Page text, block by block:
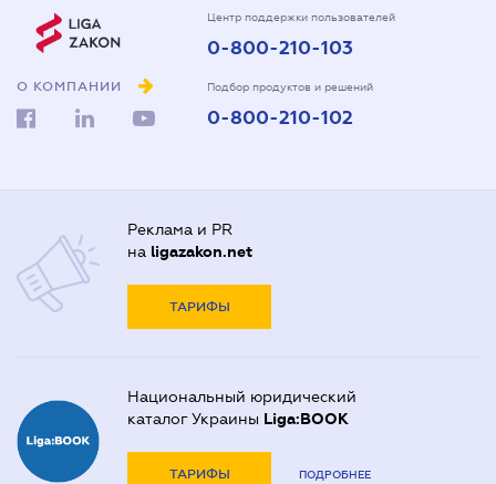
О КОМПАНИИ
Центр поддержки пользователей
0-800-210-103
Подбор продуктов и решений
0-800-210-102
Реклама и PR
на ligazakon.net
ТАРИФЫ
Национальный юридический
каталог Украины Liga:BOOK
ТАРИФЫ ПОДРОБНЕЕ